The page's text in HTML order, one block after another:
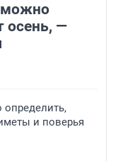
можно
осень, —
определить,
и поверья